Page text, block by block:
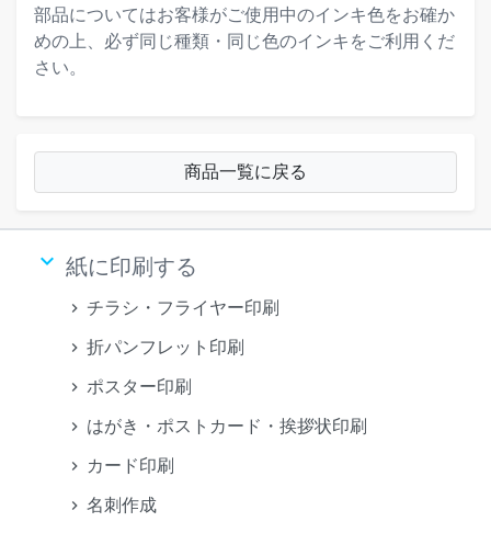
部品についてはお客様がご使用中のインキ色をお確か
めの上、必ず同じ種類・同じ色のインキをご利用くだ
さい。
商品一覧に戻る
keyboard_arrow_down 紙に印刷する
チラシ・フライヤー印刷
折パンフレット印刷
ポスター印刷
はがき・ポストカード・挨拶状印刷
カード印刷
名刺作成